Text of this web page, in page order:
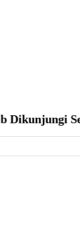
Dikunjungi